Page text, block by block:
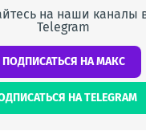
на наши каналы
Telegram
ПОДПИСАТЬСЯ НА МАКС
НА TELEGRAM